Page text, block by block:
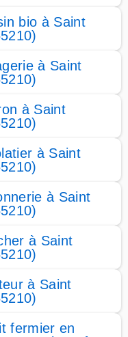
bio à Saint
à Saint
à Saint
à Saint
à Saint
à Saint
à Saint
fermier en